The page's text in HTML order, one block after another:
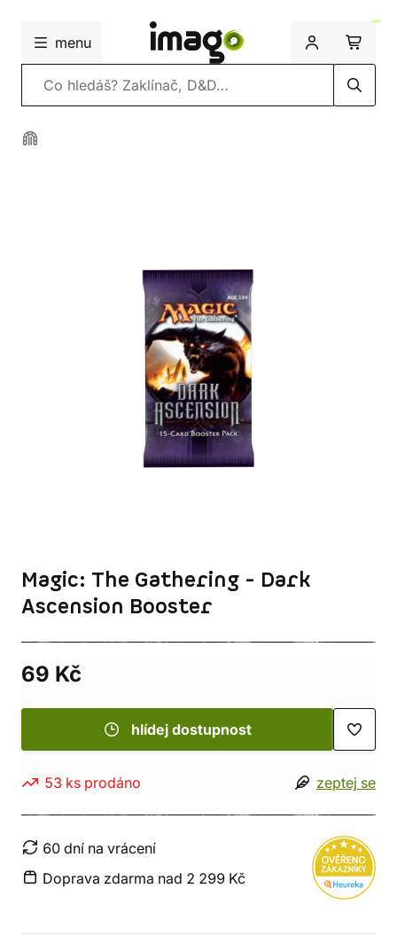
menu
Vyhledávání
Magic: The Gathering - Dark
Ascension Booster
69 Kč
hlídej dostupnost
53 ks prodáno zeptej se
60 dní na vrácení
Doprava zdarma nad 2 299 Kč